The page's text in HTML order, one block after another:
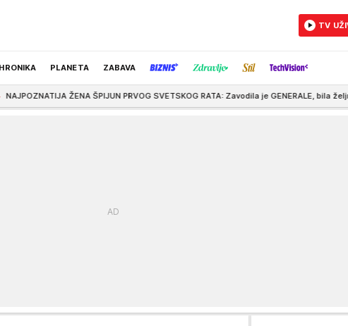
HRONIKA PLANETA ZABAVA
TV
ŠPIJUN PRVOG SVETSKOG RATA: Zavodila je GENERALE, bila željna dobre